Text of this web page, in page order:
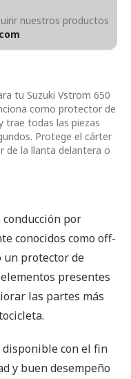
nuestros productos
tu Suzuki Vstrom 650
como protector de
trae todas las piezas
Protege el cárter
de la llanta delantera o
por
conocidos como off-
un protector de
presentes
las partes más
disponible con el fin
y buen desempeño